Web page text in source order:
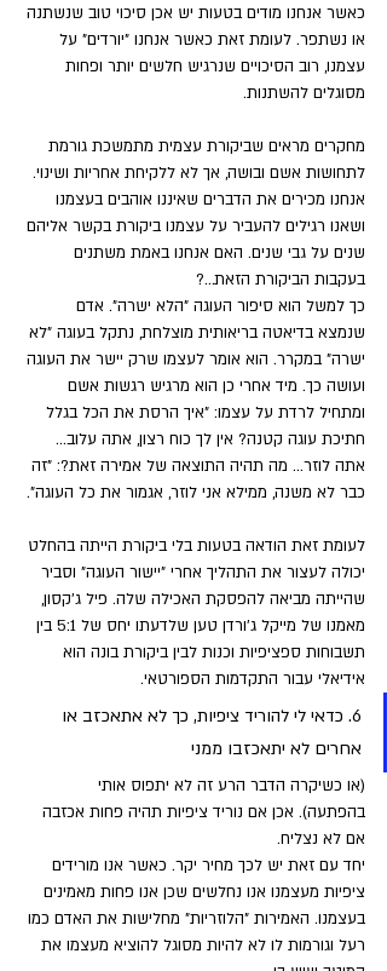
כאשר אנחנו מודים בטעות יש אכן סיכוי טוב שנשתנה
או נשתפר. לעומת זאת כאשר אנחנו "יורדים" על
עצמנו, רוב הסיכויים שנרגיש חלשים יותר ופחות
מסוגלים להשתנות.
מחקרים מראים שביקורת עצמית מתמשכת גורמת
לתחושות אשם ובושה, אך לא ללקיחת אחריות ושינוי.
אנחנו מכירים את הדברים שאיננו אוהבים בעצמנו
ושאנו רגילים להעביר על עצמנו ביקורת בקשר אליהם
שנים על גבי שנים. האם אנחנו באמת משתנים
בעקבות הביקורת הזאת…?
כך למשל הוא סיפור העוגה "הלא ישרה". אדם
שנמצא בדיאטה בריאותית מוצלחת, נתקל בעוגה "לא
ישרה" במקרר. הוא אומר לעצמו שרק יישר את העוגה
ועושה כך. מיד אחרי כן הוא מרגיש רגשות אשם
ומתחיל לרדת על עצמו: "איך הרסת את הכל בגלל
חתיכת עוגה קטנה? אין לך כוח רצון, אתה עלוב…
אתה לוזר… מה תהיה התוצאה של אמירה זאת?: "זה
כבר לא משנה, ממילא אני לוזר, אגמור את כל העוגה".
לעומת זאת הודאה בטעות בלי ביקורת הייתה בהחלט
יכולה לעצור את התהליך אחרי "יישור העוגה" וסביר
שהייתה מביאה להפסקת האכילה שלה. פיל ג'קסון,
מאמנו של מייקל ג'ורדן טען שלדעתו יחס של 5:1 בין
תשבוחות ספציפיות וכנות לבין ביקורת בונה הוא
אידיאלי עבור התקדמות הספורטאי.
6. כדאי לי להוריד ציפיות, כך לא אתאכזב או
אחרים לא יתאכזבו ממני
(או כשיקרה הדבר הרע זה לא יתפוס אותי
בהפתעה). אכן אם נוריד ציפיות תהיה פחות אכזבה
אם לא נצליח.
יחד עם זאת יש לכך מחיר יקר. כאשר אנו מורידים
ציפיות מעצמנו אנו נחלשים שכן אנו פחות מאמינים
בעצמנו. האמירות "הלוזריות" מחלישות את האדם כמו
רעל וגורמות לו לא להיות מסוגל להוציא מעצמו את